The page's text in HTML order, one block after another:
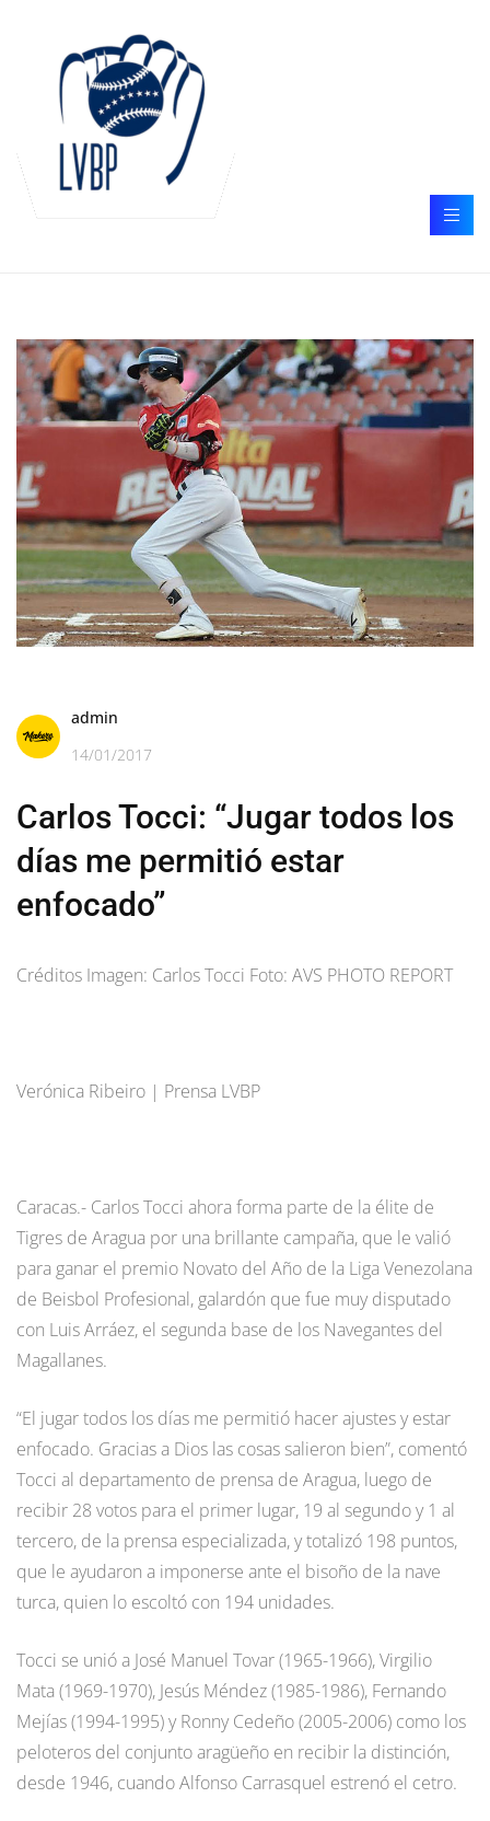
admin
14/01/2017
Carlos Tocci: “Jugar todos los
días me permitió estar
enfocado”
Créditos Imagen: Carlos Tocci Foto: AVS PHOTO REPORT
Verónica Ribeiro | Prensa LVBP
Caracas.- Carlos Tocci ahora forma parte de la élite de
Tigres de Aragua por una brillante campaña, que le valió
para ganar el premio Novato del Año de la Liga Venezolana
de Beisbol Profesional, galardón que fue muy disputado
con Luis Arráez, el segunda base de los Navegantes del
Magallanes.
“El jugar todos los días me permitió hacer ajustes y estar
enfocado. Gracias a Dios las cosas salieron bien”, comentó
Tocci al departamento de prensa de Aragua, luego de
recibir 28 votos para el primer lugar, 19 al segundo y 1 al
tercero, de la prensa especializada, y totalizó 198 puntos,
que le ayudaron a imponerse ante el bisoño de la nave
turca, quien lo escoltó con 194 unidades.
Tocci se unió a José Manuel Tovar (1965-1966), Virgilio
Mata (1969-1970), Jesús Méndez (1985-1986), Fernando
Mejías (1994-1995) y Ronny Cedeño (2005-2006) como los
peloteros del conjunto aragüeño en recibir la distinción,
desde 1946, cuando Alfonso Carrasquel estrenó el cetro.